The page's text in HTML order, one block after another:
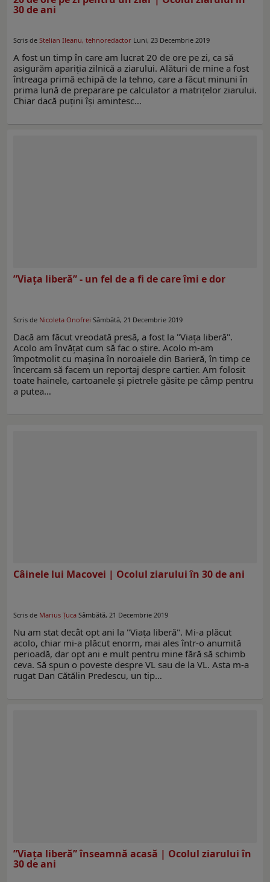
30 de ani
Scris de Stelian Ileanu, tehnoredactor Luni, 23 Decembrie 2019
A fost un timp în care am lucrat 20 de ore pe zi, ca să
asigurăm apariţia zilnică a ziarului. Alături de mine a fost
întreaga primă echipă de la tehno, care a făcut minuni în
prima lună de preparare pe calculator a matriţelor ziarului.
Chiar dacă puţini îşi amintesc…
”Viaţa liberă” - un fel de a fi de care îmi e dor
Scris de Nicoleta Onofrei Sâmbătă, 21 Decembrie 2019
Dacă am făcut vreodată presă, a fost la "Viața liberă".
Acolo am învățat cum să fac o știre. Acolo m-am
împotmolit cu mașina în noroaiele din Barieră, în timp ce
încercam să facem un reportaj despre cartier. Am folosit
toate hainele, cartoanele și pietrele găsite pe câmp pentru
a putea…
Câinele lui Macovei | Ocolul ziarului în 30 de ani
Scris de Marius Ţuca Sâmbătă, 21 Decembrie 2019
Nu am stat decât opt ani la "Viața liberă". Mi-a plăcut
acolo, chiar mi-a plăcut enorm, mai ales într-o anumită
perioadă, dar opt ani e mult pentru mine fără să schimb
ceva. Să spun o poveste despre VL sau de la VL. Asta m-a
rugat Dan Cătălin Predescu, un tip…
”Viața liberă” înseamnă acasă | Ocolul ziarului în
30 de ani